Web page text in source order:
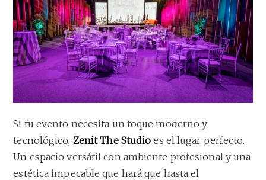
Si tu evento necesita un toque moderno y
tecnológico, Zenit The Studio es el lugar perfecto.
Un espacio versátil con ambiente profesional y una
estética impecable que hará que hasta el